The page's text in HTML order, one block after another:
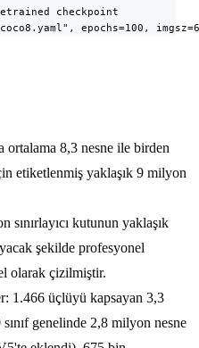
checkpoint
epochs=100,
ortalama 8,3 nesne ile birden
etiketlenmiş yaklaşık 9 milyon
kutunun yaklaşık
şekilde profesyonel
olarak çizilmiştir.
1.466 üçlüyü kapsayan 3,3
genelinde 2,8 milyon nesne